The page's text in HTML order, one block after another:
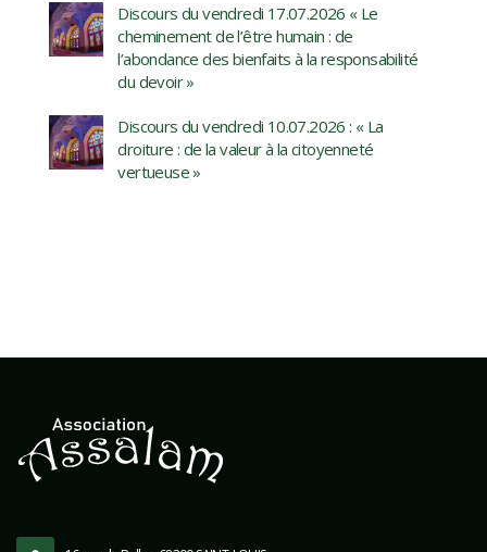
Discours du vendredi 17.07.2026 « Le
cheminement de l’être humain : de
l’abondance des bienfaits à la responsabilité
du devoir »
Discours du vendredi 10.07.2026 : « La
droiture : de la valeur à la citoyenneté
vertueuse »